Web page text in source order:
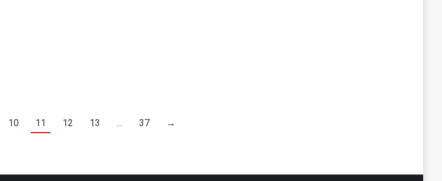
10 11 12 13 … 37 →